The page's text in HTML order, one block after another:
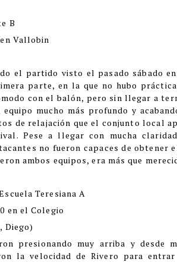
B
Vallobin
el partido visto el pasado sábado
parte, en la que no hubo
con el balón, pero sin llegar a
mucho más profundo y
de relajación que el conjunto local
Pese a llegar con mucha
no fueron capaces de obtener
ambos equipos, era más que
Teresiana A
en el Colegio
Diego)
presionando muy arriba y desde
la velocidad de Rivero para